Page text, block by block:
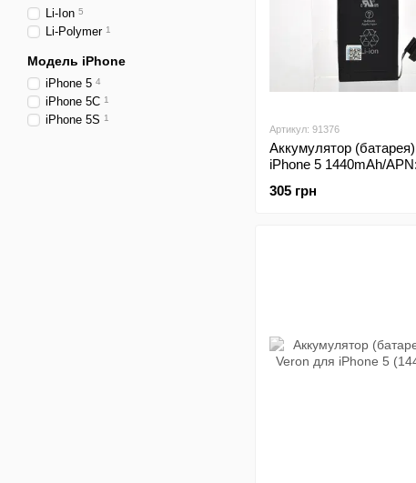
Артикул: 91376
Аккумулятор
iPhone 5 1440mAh/
305 грн
Li-Ion 5
Li-Polymer 1
Модель iPhone
iPhone 5 4
iPhone 5C 1
iPhone 5S 1